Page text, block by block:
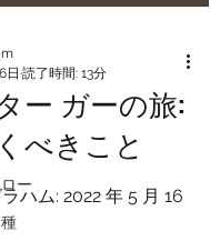
ー
ー ガーの旅:
べきこと
日 読了時間: 13分
NaNと評価されています。
ハム: 2022 年 5 月 16